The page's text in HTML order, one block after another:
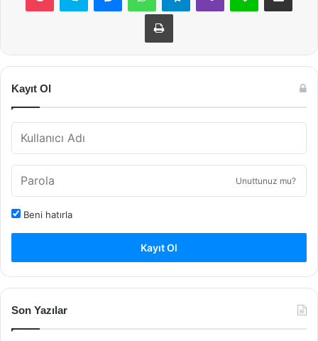
Yazdır
Kayıt Ol
Unuttunuz mu?
Beni hatırla
Kayıt Ol
Son Yazılar